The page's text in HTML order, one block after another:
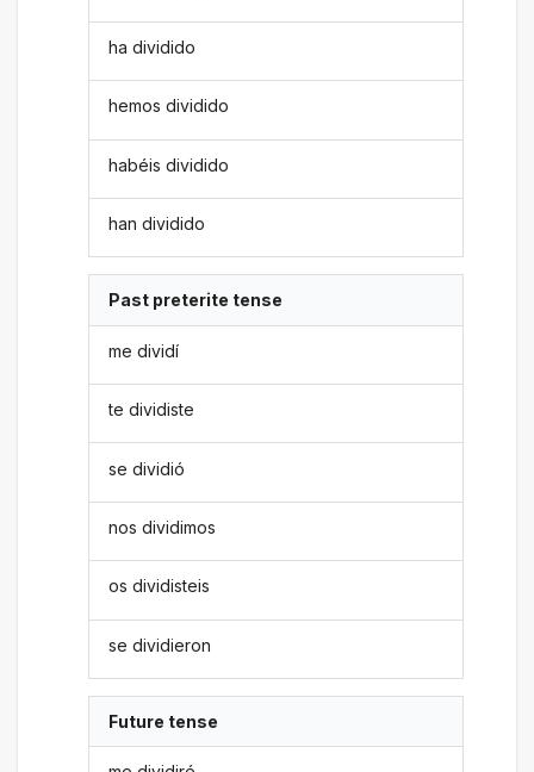
ha dividido
hemos dividido
habéis dividido
han dividido
Past preterite tense
me dividí
te dividiste
se dividió
nos dividimos
os dividisteis
se dividieron
Future tense